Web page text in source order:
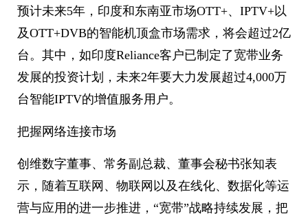
预计未来5年，印度和东南亚市场OTT+、IPTV+以
及OTT+DVB的智能机顶盒市场需求，将会超过2亿
台。其中，如印度Reliance客户已制定了宽带业务
发展的投资计划，未来2年要大力发展超过4,000万
台智能IPTV的增值服务用户。
把握网络连接市场
创维数字董事、常务副总裁、董事会秘书张知表
示，随着互联网、物联网以及在线化、数据化等运
营与应用的进一步推进，“宽带”战略持续发展，把